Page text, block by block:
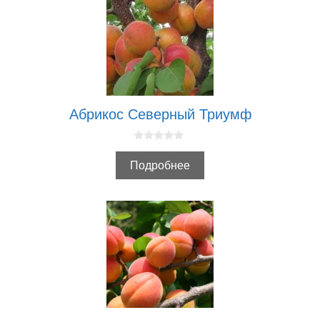
Абрикос Северный Триумф
з
Подробнее